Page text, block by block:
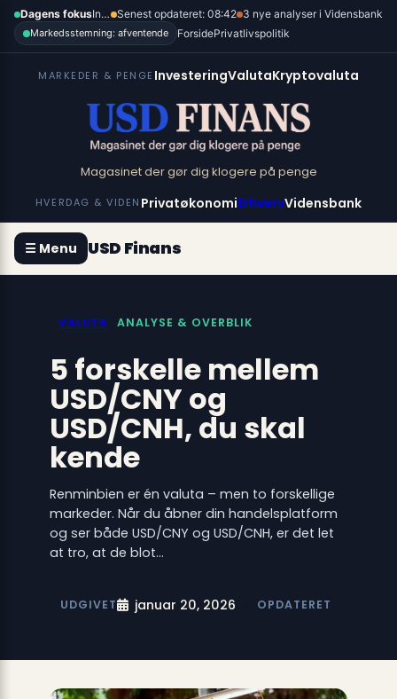
Spring
indhold
Dagens fokus Inflation, renter og dollar Senest opdateret: 08:42 3 nye analyser i Vidensbank
Markedsstemning: afventende ForsidePrivatlivspolitik
MARKEDER & PENGE InvesteringValutaKryptovaluta
Magasinet der gør dig klogere på penge
HVERDAG & VIDEN PrivatøkonomiErhvervVidensbank
☰ Menu USD Finans
VALUTA ANALYSE & OVERBLIK
5 forskelle mellem
USD/CNY og
USD/CNH, du skal
kende
Renminbien er én valuta – men to forskellige
markeder. Når du åbner din handelsplatform
og ser både USD/CNY og USD/CNH, er det let
at tro, at de blot…
UDGIVET januar 20, 2026 OPDATERET